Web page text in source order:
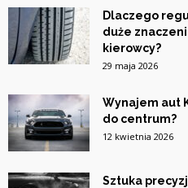
Dlaczego
duże
kierowcy?
29 maja 2026
Wynajem aut
do centrum?
12 kwietnia 2026
Sztuka